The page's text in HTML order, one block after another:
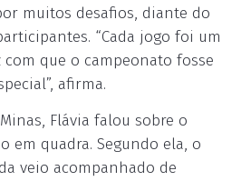
muitos desafios, diante do
“Cada jogo foi um
que o campeonato fosse
afirma.
Flávia falou sobre o
em quadra. Segundo ela, o
veio acompanhado de